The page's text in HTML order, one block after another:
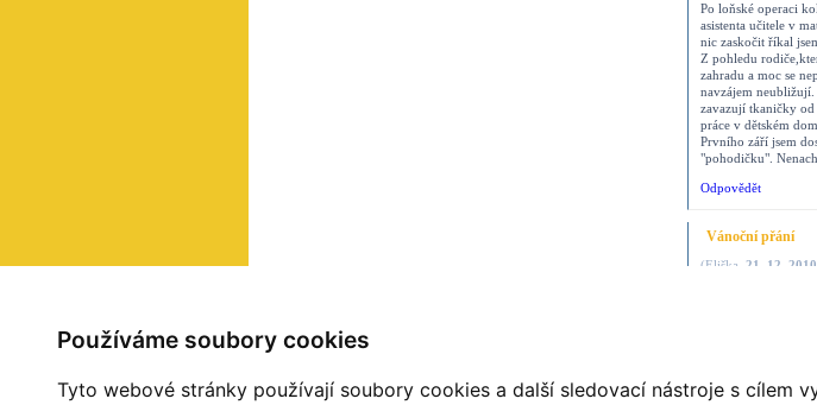
Používáme soubory cookies
Tyto webové stránky používají soubory cookies a další sledovací nástroje s cílem
Po loňské operaci
asistenta učitele v
nic zaskočit říkal
Z pohledu
zahradu a moc se
navzájem
zavazují tkaničky od
práce v dětském
Prvního září jsem
"pohodičku".
Odpovědět
Vánoční přání
(Eliška 21. 12. 2010